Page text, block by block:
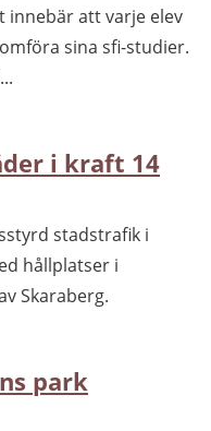
innebär att varje elev
sina sfi-studier.
i kraft 14
stadstrafik i
hållplatser i
Skaraberg.
park